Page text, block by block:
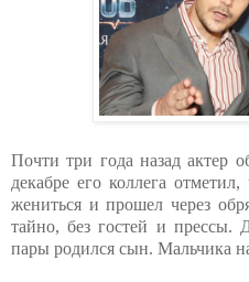
Почти три года назад актер
декабре его коллега
жениться и прошел через
тайно, без гостей и прессы.
пары родился сын. Мальчика